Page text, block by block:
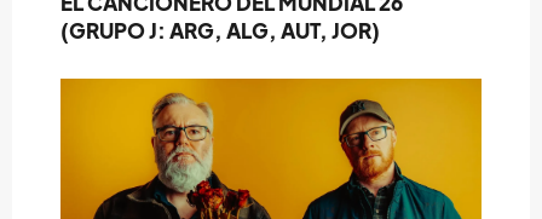
(GRUPO J: ARG, ALG, AUT, JOR)